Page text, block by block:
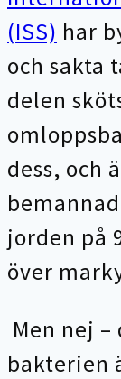
(ISS) har
och sakta
delen
dess, och
jorden på
över
Men nej
bakterien